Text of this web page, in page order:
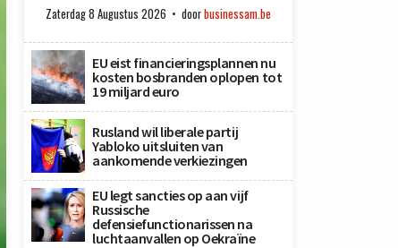
Zaterdag 8 Augustus 2026 doorbusinessam.be
EU eist financieringsplannen nu
kosten bosbranden oplopen tot
19 miljard euro
Rusland wil liberale partij
Yabloko uitsluiten van
aankomende verkiezingen
EU legt sancties op aan vijf
Russische
defensiefunctionarissen na
luchtaanvallen op Oekraïne